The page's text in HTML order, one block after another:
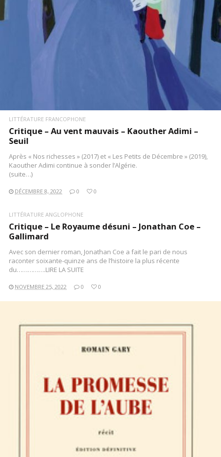
LITTÉRATURE FRANCOPHONE
Critique – Au vent mauvais – Kaouther Adimi –
Seuil
Après « Nos richesses » (2017) et « Les Petits de Décembre » (2019),
Kaouther Adimi continue à sonder l’Algérie.
(suite…)
DÉCEMBRE 8, 2022 0 0
LITTÉRATURE ANGLOPHONE
Critique – Le Royaume désuni – Jonathan Coe –
Gallimard
Avec son dernier roman, Jonathan Coe a fait le pari de nous
raconter soixante-quinze ans de l’histoire la plus récente
du…………….LIRE LA SUITE
NOVEMBRE 25, 2022 0 0